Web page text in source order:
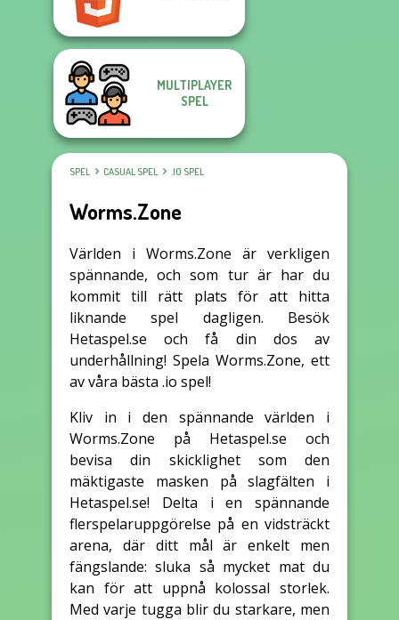
MULTIPLAYER
SPEL
SPEL CASUAL SPEL .IO SPEL
Worms.Zone
Världen i Worms.Zone är verkligen
spännande, och som tur är har du
kommit till rätt plats för att hitta
liknande spel dagligen. Besök
Hetaspel.se och få din dos av
underhållning! Spela Worms.Zone, ett
av våra bästa .io spel!
Kliv in i den spännande världen i
Worms.Zone på Hetaspel.se och
bevisa din skicklighet som den
mäktigaste masken på slagfälten i
Hetaspel.se! Delta i en spännande
flerspelaruppgörelse på en vidsträckt
arena, där ditt mål är enkelt men
fängslande: sluka så mycket mat du
kan för att uppnå kolossal storlek.
Med varje tugga blir du starkare, men